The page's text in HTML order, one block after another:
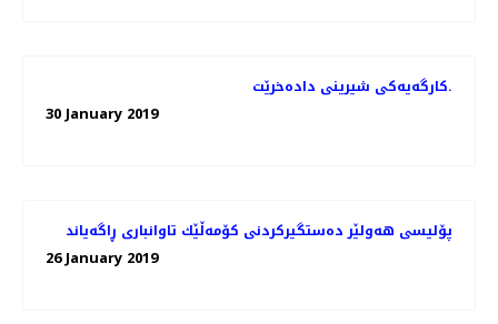
کارگەیەکی شیرینی دادەخرێت.
30 January 2019
پۆلیسی هەولێر دەستگیركردنی كۆمەڵێك تاوانباری ڕاگەیاند
26 January 2019